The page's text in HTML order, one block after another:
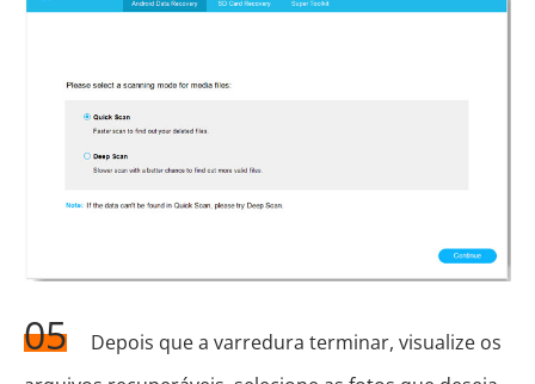
05
Depois que a varredura terminar, visualize os